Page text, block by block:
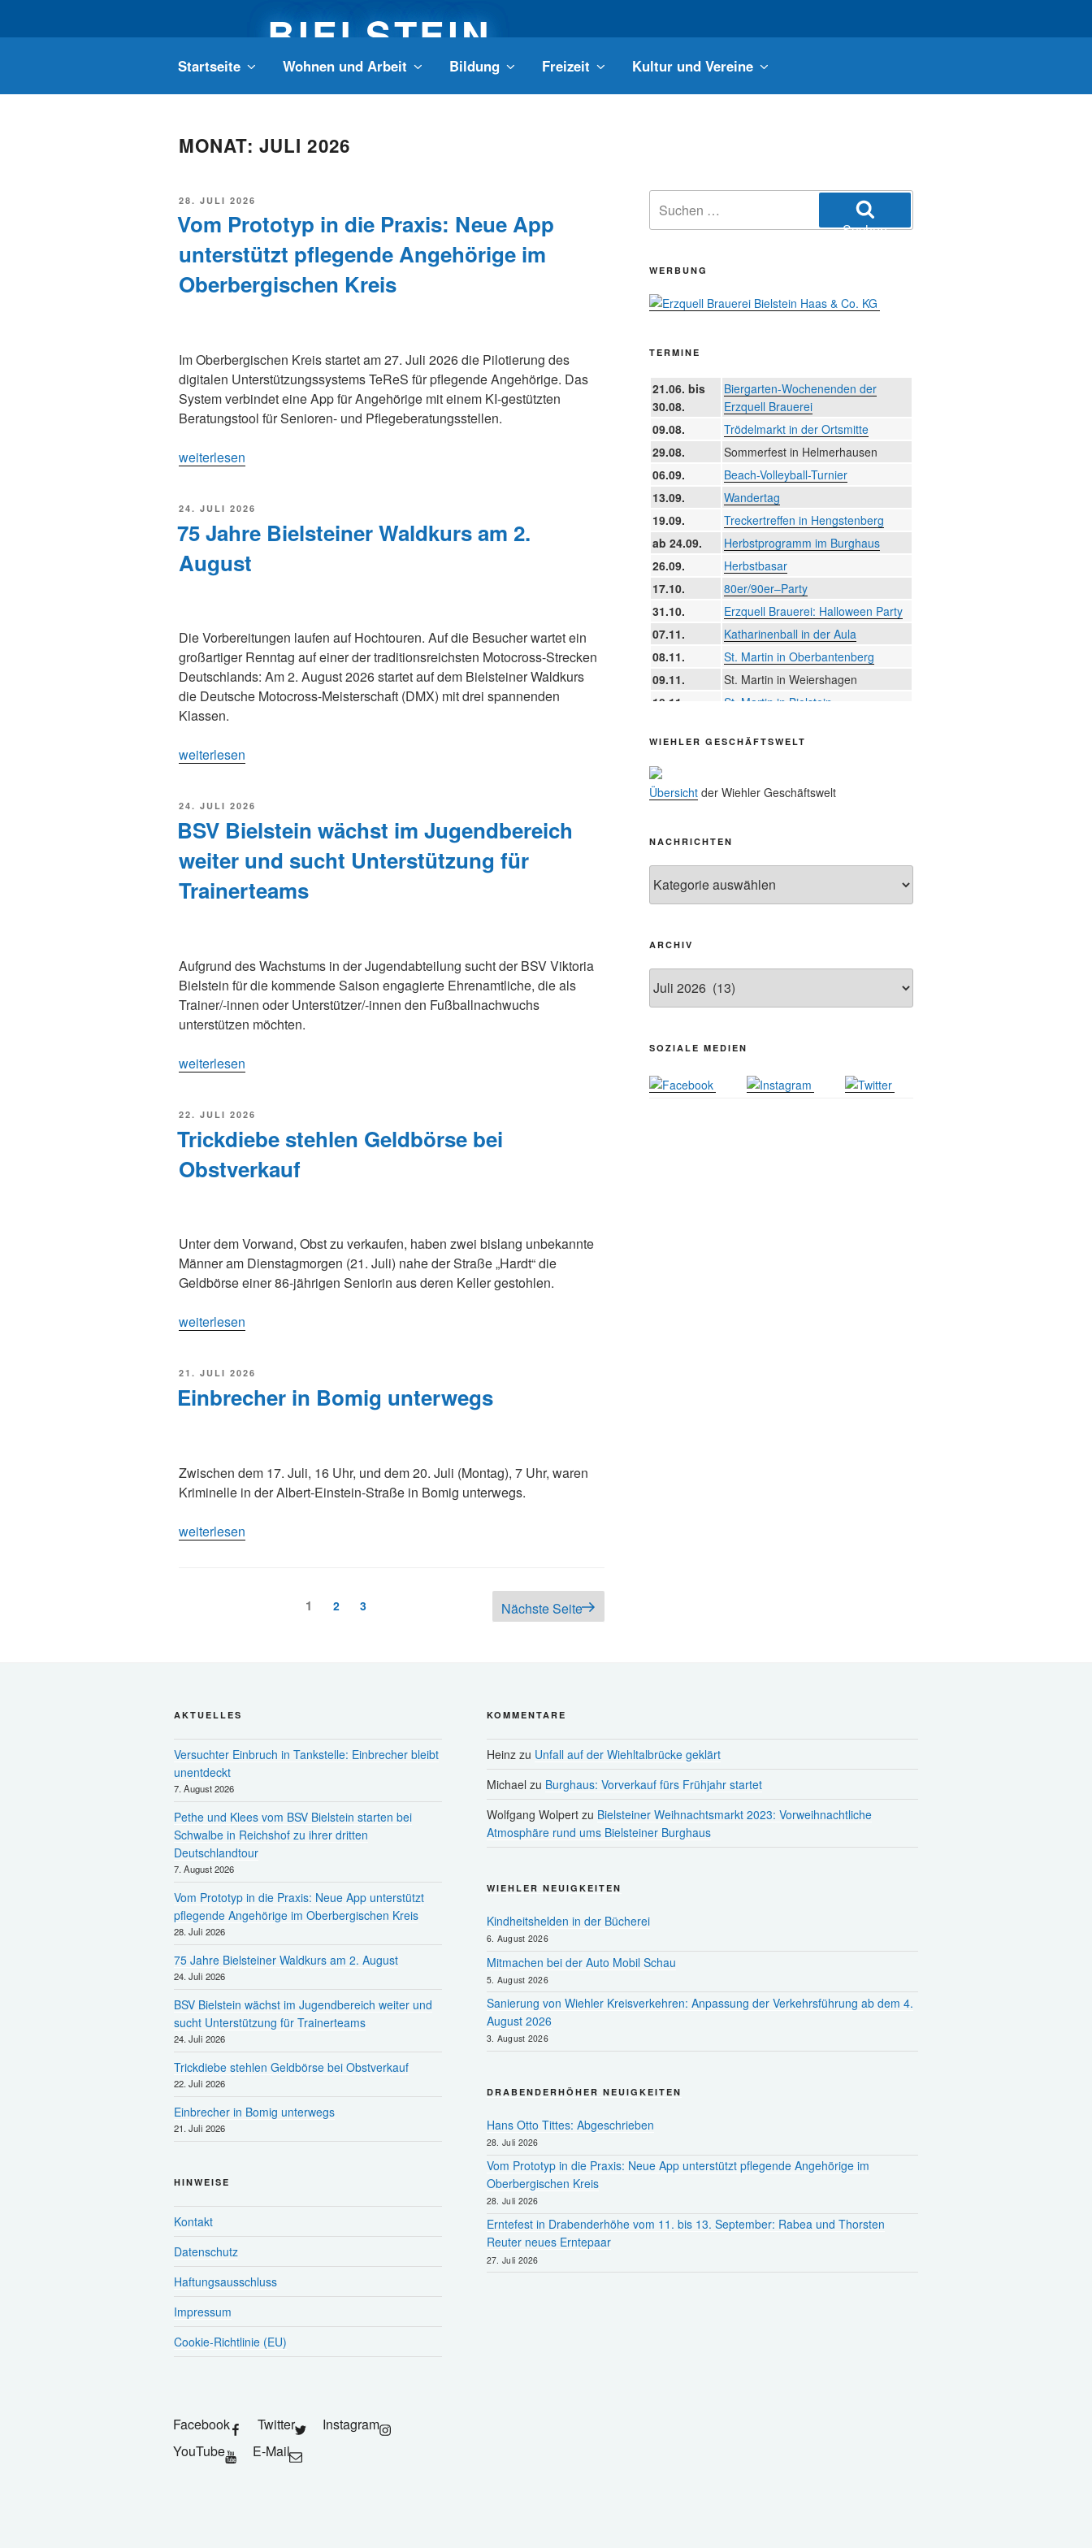
BIELSTEIN
Ein Wiehler Ort mit Zukunft
Startseite Wohnen und Arbeit Bildung Freizeit Kultur und Vereine
MONAT: JULI 2026
VERÖFFENTLICHT
28. JULI 2026
Vom Prototyp in die Praxis: Neue App
unterstützt pflegende Angehörige im
Oberbergischen Kreis
Im Oberbergischen Kreis startet am 27. Juli 2026 die Pilotierung des
digitalen Unterstützungssystems TeReS für pflegende Angehörige. Das
System verbindet eine App für Angehörige mit einem KI-gestützten
Beratungstool für Senioren- und Pflegeberatungsstellen.
„Vom
die
Praxis:
Neue
App
Angehörige
im
Oberbergischen
Kreis“
weiterlesen
VERÖFFENTLICHT
24. JULI 2026
75 Jahre Bielsteiner Waldkurs am 2.
August
Die Vorbereitungen laufen auf Hochtouren. Auf die Besucher wartet ein
großartiger Renntag auf einer der traditionsreichsten Motocross-Strecken
Deutschlands: Am 2. August 2026 startet auf dem Bielsteiner Waldkurs
die Deutsche Motocross-Meisterschaft (DMX) mit drei spannenden
Klassen.
„75
Waldkurs
am
August“
weiterlesen
VERÖFFENTLICHT
24. JULI 2026
BSV Bielstein wächst im Jugendbereich
weiter und sucht Unterstützung für
Trainerteams
Aufgrund des Wachstums in der Jugendabteilung sucht der BSV Viktoria
Bielstein für die kommende Saison engagierte Ehrenamtliche, die als
Trainer/-innen oder Unterstützer/-innen den Fußballnachwuchs
unterstützen möchten.
„BSV
im
Jugendbereich
weiter
und
für
Trainerteams“
weiterlesen
VERÖFFENTLICHT
22. JULI 2026
Trickdiebe stehlen Geldbörse bei
Obstverkauf
Unter dem Vorwand, Obst zu verkaufen, haben zwei bislang unbekannte
Männer am Dienstagmorgen (21. Juli) nahe der Straße „Hardt“ die
Geldbörse einer 86-jährigen Seniorin aus deren Keller gestohlen.
„Trickdiebe
bei
Obstverkauf“
weiterlesen
VERÖFFENTLICHT
21. JULI 2026
Einbrecher in Bomig unterwegs
Zwischen dem 17. Juli, 16 Uhr, und dem 20. Juli (Montag), 7 Uhr, waren
Kriminelle in der Albert-Einstein-Straße in Bomig unterwegs.
„Einbrecher
weiterlesen
Seitennummerierung
Seite
1 Seite
2 Seite
3 Nächste Seite
nach:
Suchen
WERBUNG
TERMINE
21.06. bis
30.08.
Biergarten-Wochenenden der
Erzquell Brauerei
09.08.
Trödelmarkt in der Ortsmitte
29.08.
Sommerfest in Helmerhausen
06.09.
Beach-Volleyball-Turnier
13.09.
Wandertag
19.09.
Treckertreffen in Hengstenberg
ab 24.09.
Herbstprogramm im Burghaus
26.09.
Herbstbasar
17.10.
80er/90er–Party
31.10.
Erzquell Brauerei: Halloween Party
07.11.
Katharinenball in der Aula
08.11.
St. Martin in Oberbantenberg
09.11.
St. Martin in Weiershagen
10.11.
St. Martin in Bielstein
14.11.
Proklamation der Tollitäten
15.11.
15.11.
Volkstrauertag am Ehrenmal
29.11.
ab 01.12.
24.09. bis
19. u. 20.12. Weihnachtsmarkt rund um die Burg
WIEHLER GESCHÄFTSWELT
Übersichtder Wiehler Geschäftswelt
NACHRICHTEN
ARCHIV
SOZIALE MEDIEN
AKTUELLES
Versuchter Einbruch in Tankstelle: Einbrecher bleibt
unentdeckt
7. August 2026
Pethe und Klees vom BSV Bielstein starten bei
Schwalbe in Reichshof zu ihrer dritten
Deutschlandtour
7. August 2026
Vom Prototyp in die Praxis: Neue App unterstützt
pflegende Angehörige im Oberbergischen Kreis
28. Juli 2026
75 Jahre Bielsteiner Waldkurs am 2. August
24. Juli 2026
BSV Bielstein wächst im Jugendbereich weiter und
sucht Unterstützung für Trainerteams
24. Juli 2026
Trickdiebe stehlen Geldbörse bei Obstverkauf
22. Juli 2026
Einbrecher in Bomig unterwegs
21. Juli 2026
HINWEISE
Kontakt
Datenschutz
Haftungsausschluss
Impressum
Cookie-Richtlinie (EU)
KOMMENTARE
Heinzzu Unfall auf der Wiehltalbrücke geklärt
Michael zu Burghaus: Vorverkauf fürs Frühjahr startet
Wolfgang Wolpertzu Bielsteiner Weihnachtsmarkt 2023: Vorweihnachtliche
Atmosphäre rund ums Bielsteiner Burghaus
WIEHLER NEUIGKEITEN
Kindheitshelden in der Bücherei
6. August 2026
Mitmachen bei der Auto Mobil Schau
5. August 2026
Sanierung von Wiehler Kreisverkehren: Anpassung der Verkehrsführung ab dem 4.
August 2026
3. August 2026
DRABENDERHÖHER NEUIGKEITEN
Hans Otto Tittes: Abgeschrieben
28. Juli 2026
Vom Prototyp in die Praxis: Neue App unterstützt pflegende Angehörige im
Oberbergischen Kreis
28. Juli 2026
Erntefest in Drabenderhöhe vom 11. bis 13. September: Rabea und Thorsten
Reuter neues Erntepaar
27. Juli 2026
Facebook Twitter
Instagram
YouTube
E-Mail